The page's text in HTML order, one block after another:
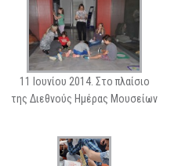
11 Ιουνίου 2014. Στο πλαίσιο
της Διεθνούς Ημέρας Μουσείων